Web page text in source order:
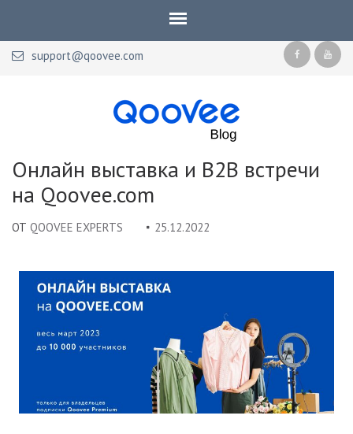
support@qoovee.com
Qoovee Blog
Онлайн выставка и B2B встречи
на Qoovee.com
ОТ QOOVEE EXPERTS 25.12.2022